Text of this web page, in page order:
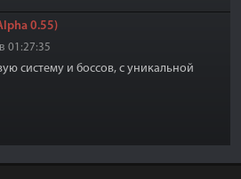
0.55)
01:27:35
систему и боссов, с уникальной